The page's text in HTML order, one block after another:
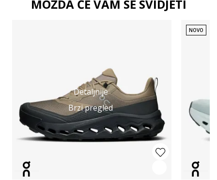
MOŽDA ĆE VAM SE SVIDJETI
Detaljnije
Brzi pregled
NOVO